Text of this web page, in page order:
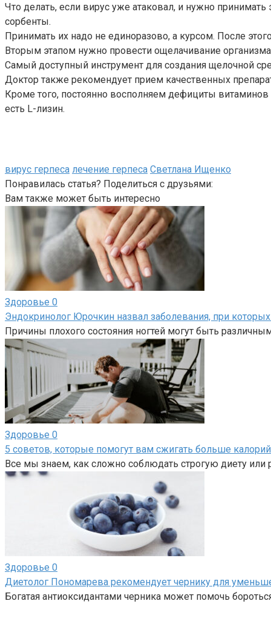
Что делать, если вирус уже атаковал, и нужно
сорбенты.
Принимать их надо не единоразово, а курсом. После
Вторым этапом нужно провести ощелачивание
Самый доступный инструмент для создания щелочной
Доктор также рекомендует прием качественных
Кроме того, постоянно восполняем дефициты
есть L-лизин.
вирус герпеса лечение герпеса Светлана Ищенко
Понравилась статья? Поделиться с друзьями:
Вам также может быть интересно
Здоровье 0
Эндокринолог Юрочкин назвал заболевания, при
Причины плохого состояния ногтей могут быть
Здоровье 0
5 советов, которые помогут вам сжигать больше
Все мы знаем, как сложно соблюдать строгую диету
Здоровье 0
Диетолог Пономарева рекомендует чернику для
Богатая антиоксидантами черника может помочь